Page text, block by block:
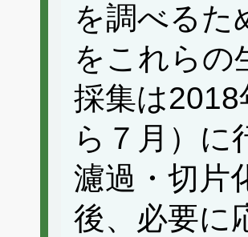
を調べるた
をこれらの
採集は
ら７月）に
濾過・切片
後、必要に